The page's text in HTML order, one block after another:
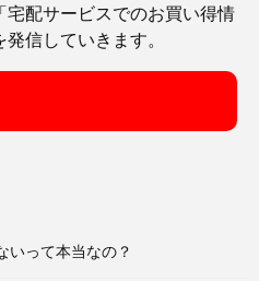
配サービスでのお買い得情
信していきます。
いって本当なの？